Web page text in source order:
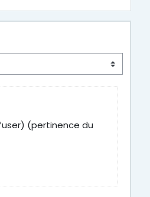
(pertinence du